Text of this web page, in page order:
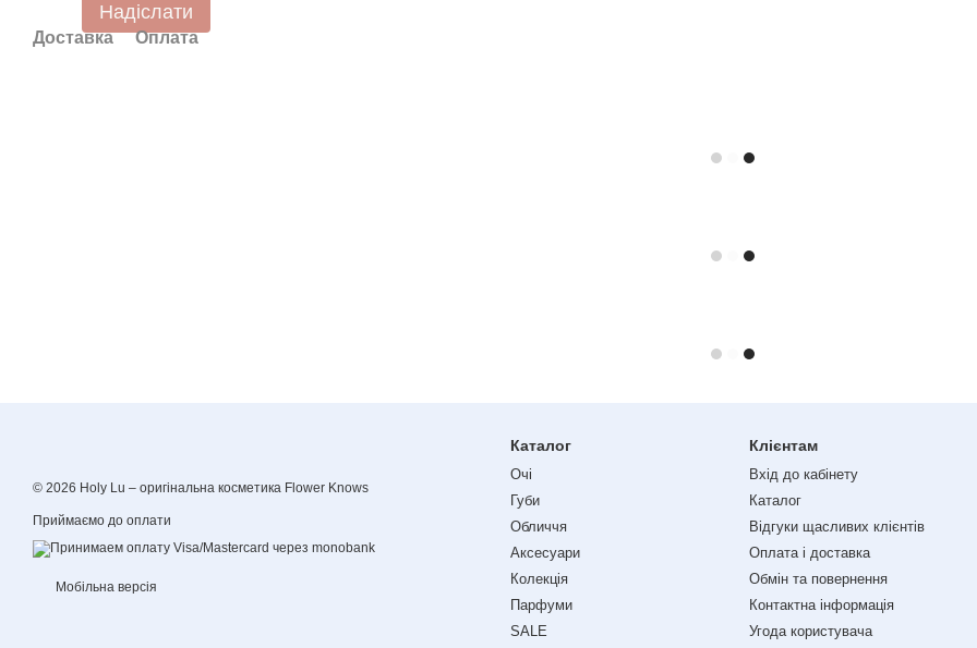
Надіслати
Доставка Оплата
© 2026 Holy Lu – оригінальна косметика Flower Knows
Приймаємо до оплати
Мобільна версія
Каталог
Очі
Губи
Обличчя
Аксесуари
Колекція
Парфуми
SALE
Клієнтам
Вхід до кабінету
Каталог
Відгуки щасливих клієнтів
Оплата і доставка
Обмін та повернення
Контактна інформація
Угода користувача